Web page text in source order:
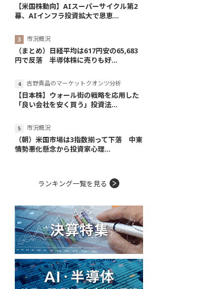
【米国株動向】AIスーパーサイクル第2
幕、AIインフラ投資拡大で恩恵...
市況概況
（まとめ）日経平均は617円安の65,683
円で反落 半導体株に売りも好...
吉野貴晶のマーケットクオンツ分析
【日本株】ウォール街の戦略を応用した
「良い会社を安く買う」投資法...
市況概況
（朝）米国市場は3指数揃って下落 中東
情勢悪化懸念から投資家心理...
ランキング一覧を見る